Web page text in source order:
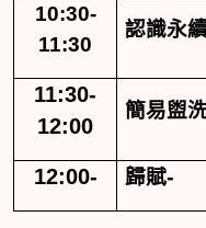
10:30-
11:30
認識永
11:30-
12:00
簡易盥
12:00- 歸賦-